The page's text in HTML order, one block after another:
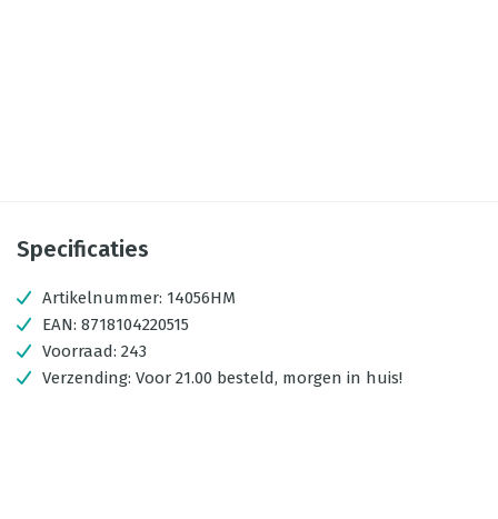
Specificaties
Artikelnummer: 14056HM
EAN: 8718104220515
Voorraad: 243
Verzending: Voor 21.00 besteld, morgen in huis!